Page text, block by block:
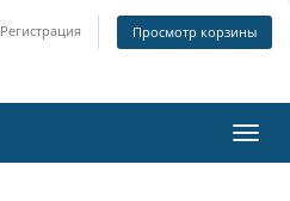
Регистрация Просмотр корзины